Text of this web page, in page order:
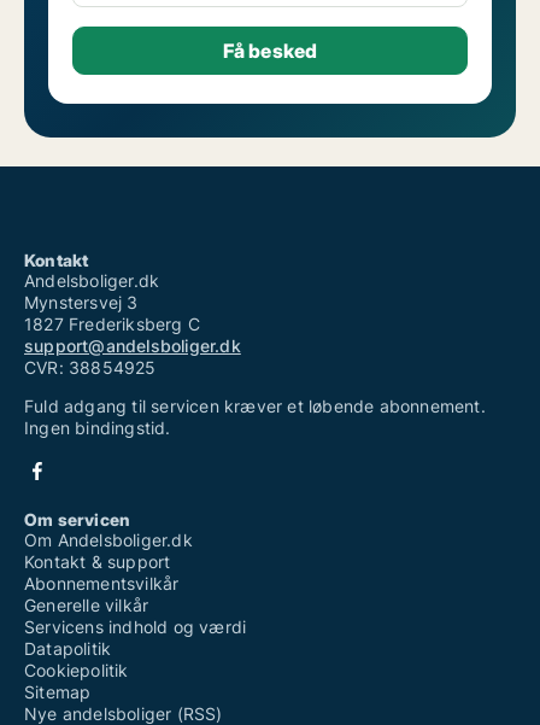
Kontakt
Andelsboliger.dk
Mynstersvej 3
1827 Frederiksberg C
support@andelsboliger.dk
CVR: 38854925
Fuld adgang til servicen kræver et løbende abonnement.
Ingen bindingstid.
Om servicen
Om Andelsboliger.dk
Kontakt & support
Abonnementsvilkår
Generelle vilkår
Servicens indhold og værdi
Datapolitik
Cookiepolitik
Sitemap
Nye andelsboliger (RSS)